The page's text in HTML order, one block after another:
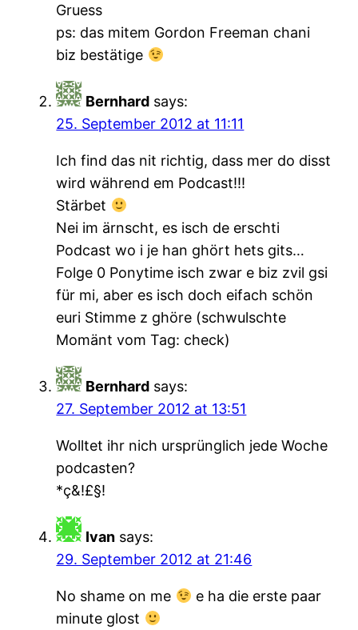
Gruess
ps: das mitem Gordon Freeman chani
biz bestätige
Bernhard says:
25. September 2012 at 11:11
Ich find das nit richtig, dass mer do disst
wird während em Podcast!!!
Stärbet
Nei im ärnscht, es isch de erschti
Podcast wo i je han ghört hets gits…
Folge 0 Ponytime isch zwar e biz zvil gsi
für mi, aber es isch doch eifach schön
euri Stimme z ghöre (schwulschte
Momänt vom Tag: check)
Bernhard says:
27. September 2012 at 13:51
Wolltet ihr nich ursprünglich jede Woche
podcasten?
*ç&!£§!
Ivan says:
29. September 2012 at 21:46
No shame on me
e ha die erste paar
minute glost